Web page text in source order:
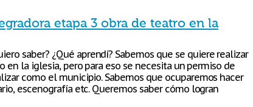
etapa 3 obra de teatro en la
saber? ¿Qué aprendí? Sabemos que se quiere realizar
en la iglesia, pero para eso se necesita un permiso de
como el municipio. Sabemos que ocuparemos hacer
escenografía etc. Queremos saber cómo logran